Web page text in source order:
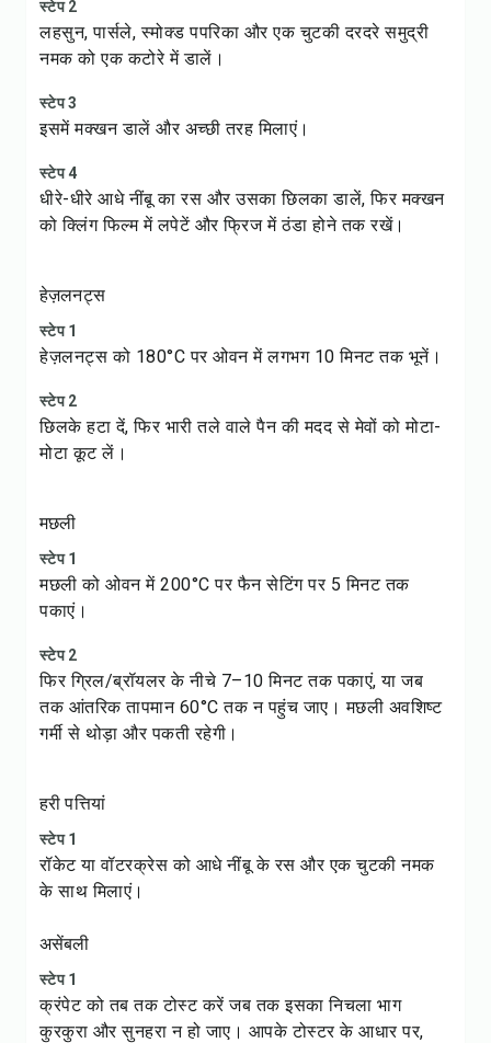
स्टेप 2
लहसुन, पार्सले, स्मोक्ड पपरिका और एक चुटकी दरदरे समुद्री
नमक को एक कटोरे में डालें।
स्टेप 3
इसमें मक्खन डालें और अच्छी तरह मिलाएं।
स्टेप 4
धीरे-धीरे आधे नींबू का रस और उसका छिलका डालें, फिर मक्खन
को क्लिंग फिल्म में लपेटें और फ्रिज में ठंडा होने तक रखें।
हेज़लनट्स
स्टेप 1
हेज़लनट्स को 180°C पर ओवन में लगभग 10 मिनट तक भूनें।
स्टेप 2
छिलके हटा दें, फिर भारी तले वाले पैन की मदद से मेवों को मोटा-
मोटा कूट लें।
मछली
स्टेप 1
मछली को ओवन में 200°C पर फैन सेटिंग पर 5 मिनट तक
पकाएं।
स्टेप 2
फिर ग्रिल/ब्रॉयलर के नीचे 7–10 मिनट तक पकाएं, या जब
तक आंतरिक तापमान 60°C तक न पहुंच जाए। मछली अवशिष्ट
गर्मी से थोड़ा और पकती रहेगी।
हरी पत्तियां
स्टेप 1
रॉकेट या वॉटरक्रेस को आधे नींबू के रस और एक चुटकी नमक
के साथ मिलाएं।
असेंबली
स्टेप 1
क्रंपेट को तब तक टोस्ट करें जब तक इसका निचला भाग
कुरकुरा और सुनहरा न हो जाए। आपके टोस्टर के आधार पर,